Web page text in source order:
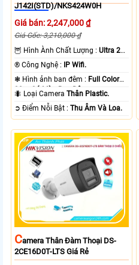
J142I(STD)/NKS424W0H
Giá bán: 2,247,000 ₫
Giá Gốc: 3,210,000 ₫
🦉 Hình Ành Chất Lượng :Ultra 2k
+ .
®️ Công Nghệ : IP Wifi.
❃ Hình ảnh ban đêm : Full Color
30m Có Màu Ban Ðêm.
🐜 Loại CameraThân Plastic.
️➲ Điểm Nỗi Bật :Thu Âm Và Loa.
CAmera Thân Đàm Thoại DS-
2CE16D0T-LTS Giá Rẻ